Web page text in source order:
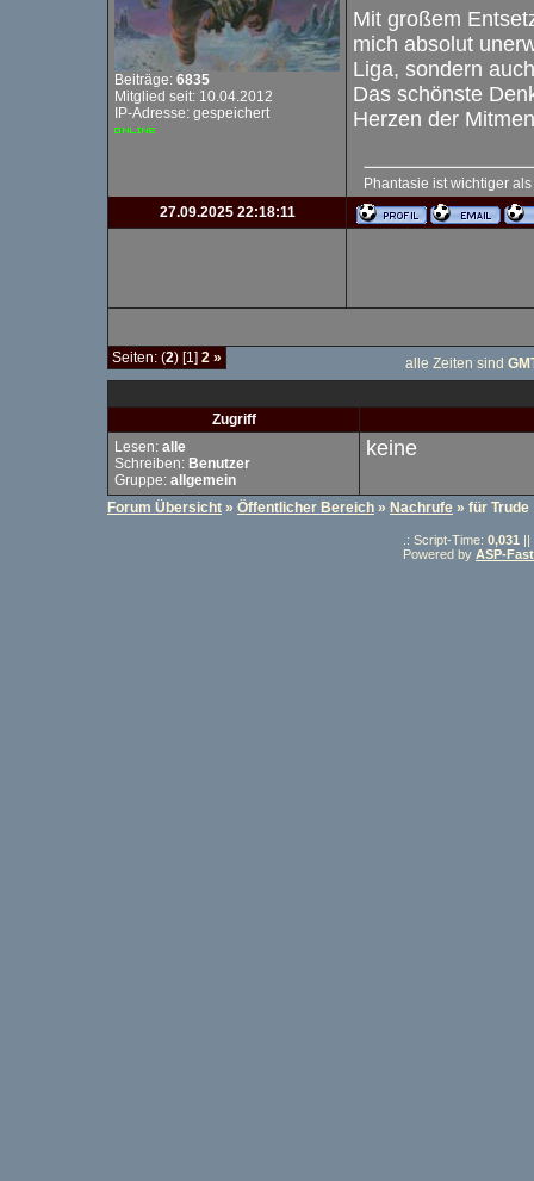
Beiträge: 6835
Mitglied seit: 10.04.2012
IP-Adresse: gespeichert
Mit großem
mich absolut
Liga, sondern
Das schönste
Herzen der
Phantasie ist wichtiger
27.09.2025 22:18:11
Seiten: (2) [1] 2 » alle Zeiten sind
Zugriff
Lesen: alle
Schreiben: Benutzer
Gruppe: allgemein
keine
Forum Übersicht » Öffentlicher Bereich » Nachrufe » für Trude
.: Script-Time: 0,031 ||
Powered by ASP-